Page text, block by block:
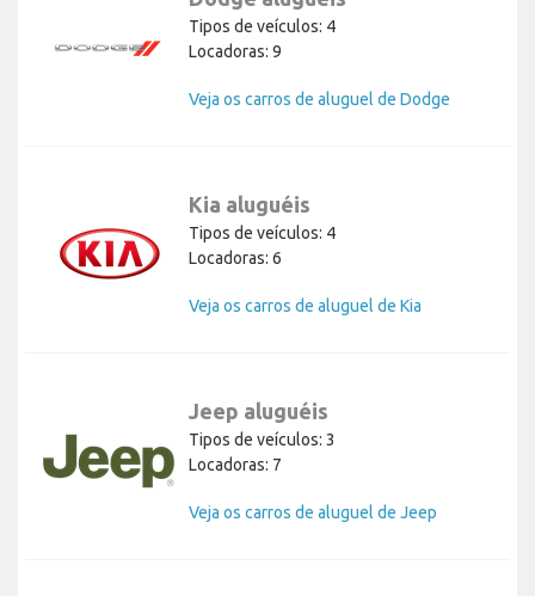
Tipos de veículos: 4
Locadoras: 9
Veja os carros de aluguel de Dodge
Kia aluguéis
Tipos de veículos: 4
Locadoras: 6
Veja os carros de aluguel de Kia
Jeep aluguéis
Tipos de veículos: 3
Locadoras: 7
Veja os carros de aluguel de Jeep